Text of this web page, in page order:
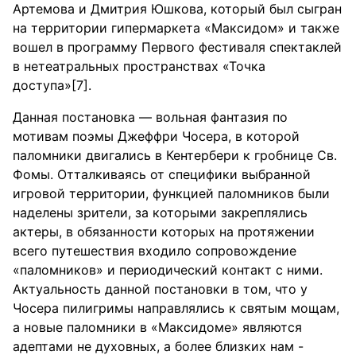
Артемова и Дмитрия Юшкова, который был сыгран
на территории гипермаркета «Максидом» и также
вошел в программу Первого фестиваля спектаклей
в нетеатральных пространствах «Точка
доступа»[7].
Данная постановка — вольная фантазия по
мотивам поэмы Джеффри Чосера, в которой
паломники двигались в Кентербери к гробнице Св.
Фомы. Отталкиваясь от специфики выбранной
игровой территории, функцией паломников были
наделены зрители, за которыми закреплялись
актеры, в обязанности которых на протяжении
всего путешествия входило сопровождение
«паломников» и периодический контакт с ними.
Актуальность данной постановки в том, что у
Чосера пилигримы направлялись к святым мощам,
а новые паломники в «Максидоме» являются
адептами не духовных, а более близких нам -